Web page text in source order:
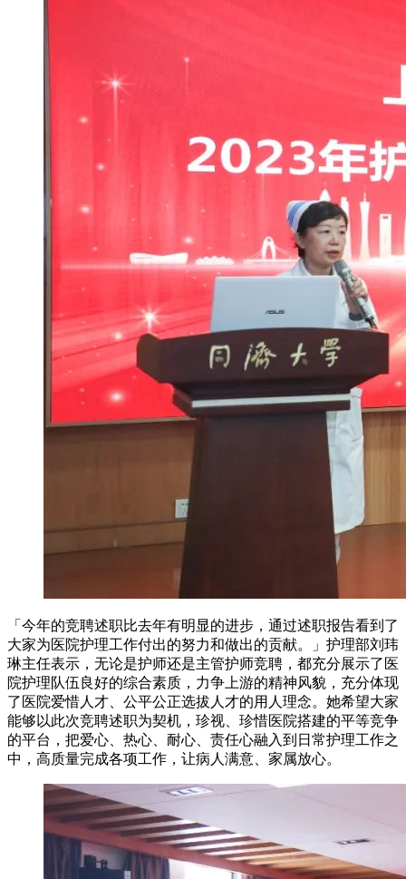
「今年的竞聘述职比去年有明显的进步，通过述职报告看到了
大家为医院护理工作付出的努力和做出的贡献。」护理部刘玮
琳主任表示，无论是护师还是主管护师竞聘，都充分展示了医
院护理队伍良好的综合素质，力争上游的精神风貌，充分体现
了医院爱惜人才、公平公正选拔人才的用人理念。她希望大家
能够以此次竞聘述职为契机，珍视、珍惜医院搭建的平等竞争
的平台，把爱心、热心、耐心、责任心融入到日常护理工作之
中，高质量完成各项工作，让病人满意、家属放心。